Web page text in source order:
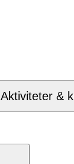
Aktiviteter &